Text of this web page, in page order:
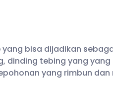
yang bisa dijadikan
dinding tebing yang
yang rimbun dan